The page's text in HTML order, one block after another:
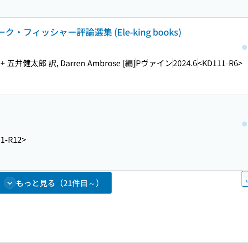
ク・フィッシャー評論選集 (Ele-king books)
五井健太郎 訳, Darren Ambrose [編]Pヴァイン2024.6<KD111-R6>
R12>
もっと見る（21件目～）